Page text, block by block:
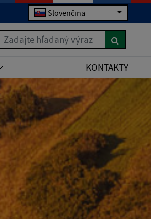
Slovenčina
Zadajte hľadaný výraz
KONTAKTY